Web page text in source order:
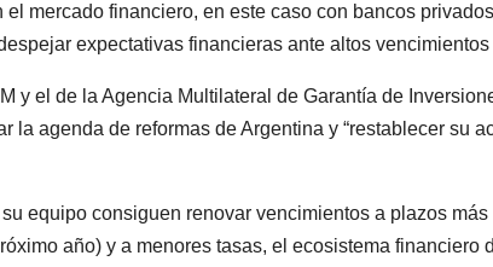
el mercado financiero, en este caso con bancos
expectativas financieras ante altos
y el de la Agencia Multilateral de Garantía de
la agenda de reformas de Argentina y “restablecer su
equipo consiguen renovar vencimientos a plazos
año) y a menores tasas, el ecosistema financiero